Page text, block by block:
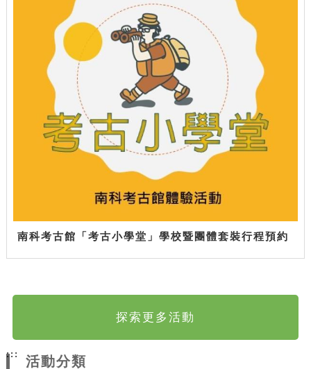
南科考古館「考古小學堂」學校暨團體套裝行程預約
探索更多活動
:::
活動分類